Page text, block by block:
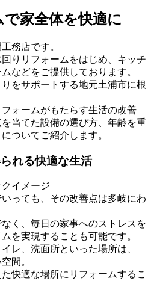
家全体を快適に
務店です。
りリフォームをはじめ、キッチ
などをご提供しております。
をサポートする地元土浦市に根
ォームがもたらす生活の改善
当てた設備の選び方、年齢を重
ついてご紹介します。
れる快適な生活
っても、その改善点は多岐にわ
く、毎日の家事へのストレスを
を実現することも可能です。
レ、洗面所といった場所は、
間。
快適な場所にリフォームするこ